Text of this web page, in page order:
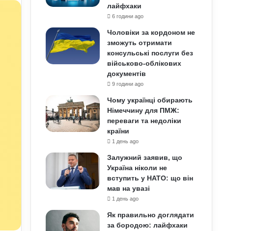
лайфхаки
6 години ago
Чоловіки за кордоном не
зможуть отримати
консульські послуги без
військово-облікових
документів
9 години ago
Чому українці обирають
Німеччину для ПМЖ:
переваги та недоліки
країни
1 день ago
Залужний заявив, що
Україна ніколи не
вступить у НАТО: що він
мав на увазі
1 день ago
Як правильно доглядати
за бородою: лайфхаки